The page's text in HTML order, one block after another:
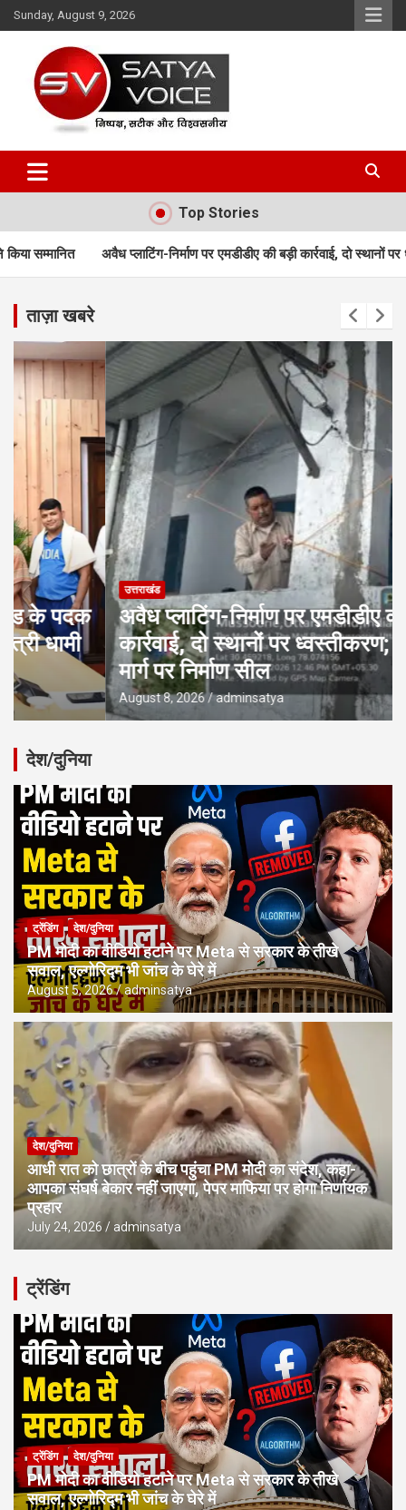
Skip
to
Sunday, August 9, 2026
Satya Voice
Top Stories
निर्माण पर एमडीडीए की बड़ी कार्रवाई, दो स्थानों पर ध्वस्तीकरण; मसूरी मार्ग पर
ताज़ा खबरे
उत्तराखंड
अवैध प्लाटिंग-निर्माण पर एमडीडीए की बड़ी
कार्रवाई, दो स्थानों पर ध्वस्तीकरण; मसूरी
मार्ग पर निर्माण सील
August 8, 2026 adminsatya
देश/दुनिया
ट्रेंडिंग देश/दुनिया
PM मोदी का वीडियो हटाने पर Meta से सरकार के तीखे
सवाल, एल्गोरिद्म भी जांच के घेरे में
August 5, 2026 adminsatya
देश/दुनिया
आधी रात को छात्रों के बीच पहुंचा PM मोदी का संदेश, कहा-
आपका संघर्ष बेकार नहीं जाएगा, पेपर माफिया पर होगा निर्णायक
प्रहार
July 24, 2026 adminsatya
ट्रेंडिंग
ट्रेंडिंग देश/दुनिया
PM मोदी का वीडियो हटाने पर Meta से सरकार के तीखे
सवाल, एल्गोरिद्म भी जांच के घेरे में